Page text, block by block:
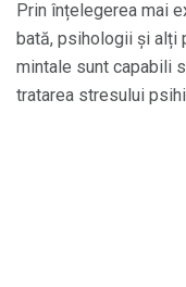
Prin înțelegerea mai
bată, psihologii și alți
mintale sunt capabili
tratarea stresului